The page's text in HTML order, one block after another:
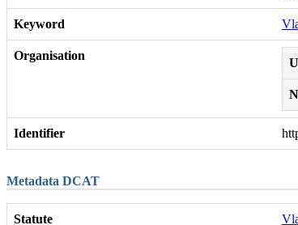
Keyword
Organisation
Identifier
Metadata DCAT
Statute